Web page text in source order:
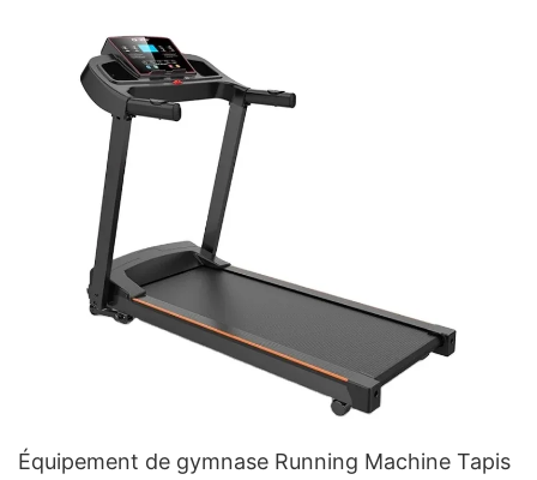
Équipement de gymnase Running Machine Tapis